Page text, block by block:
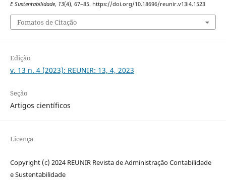
E Sustentabilidade, 13(4), 67–85. https://doi.org/10.18696/reunir.v13i4.1523
Fomatos de Citação
Edição
v. 13 n. 4 (2023): REUNIR: 13, 4, 2023
Seção
Artigos científicos
Licença
Copyright (c) 2024 REUNIR Revista de Administração Contabilidade
e Sustentabilidade